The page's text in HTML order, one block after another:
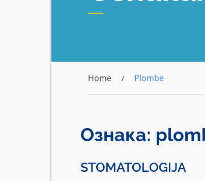
Home Plombe
Ознака:
STOMATOLOGIJA